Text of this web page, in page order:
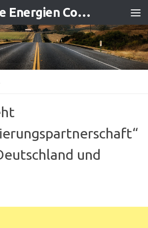
erneuerbare Energien Contracting
und